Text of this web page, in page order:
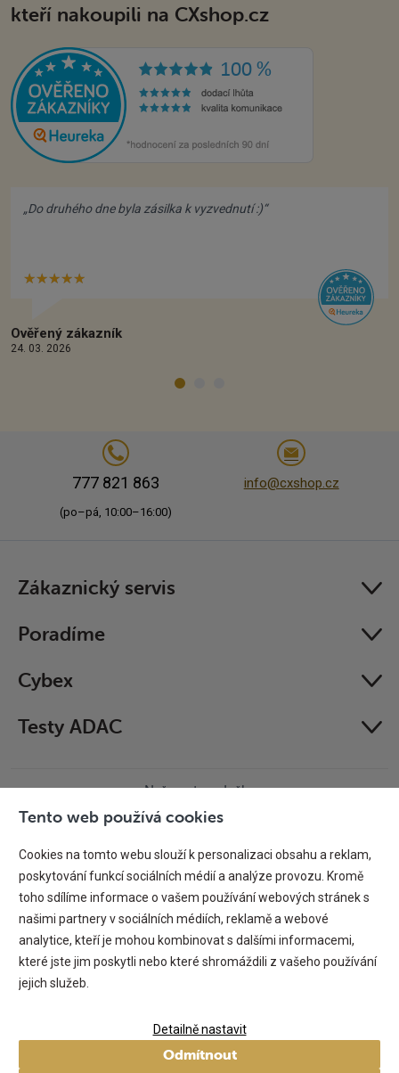
kteří nakoupili na CXshop.cz
„Do druhého dne byla zásilka k vyzvednutí :)“
★★★★★
Ověřený zákazník
24. 03. 2026
777 821 863
(po–pá, 10:00–16:00)
info@cxshop.cz
Zákaznický servis
Poradíme
Cybex
Testy ADAC
Naše autosedačky
Osobní odběr
kartou
© Copyright 2009-2026 Karmenta s.r.o.|Mapa stránek|RSS
Tento web používá cookies
Cookies na tomto webu slouží k personalizaci obsahu a reklam,
poskytování funkcí sociálních médií a analýze provozu. Kromě
toho sdílíme informace o vašem používání webových stránek s
našimi partnery v sociálních médiích, reklamě a webové
analytice, kteří je mohou kombinovat s dalšími informacemi,
které jste jim poskytli nebo které shromáždili z vašeho používání
jejich služeb.
Detailně nastavit
Odmítnout